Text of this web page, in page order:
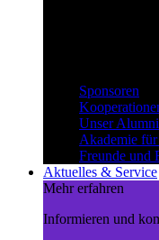
Sponsoren
Unser
Akademie
Freunde und
Aktuelles & Service
Mehr erfahren
Informieren und